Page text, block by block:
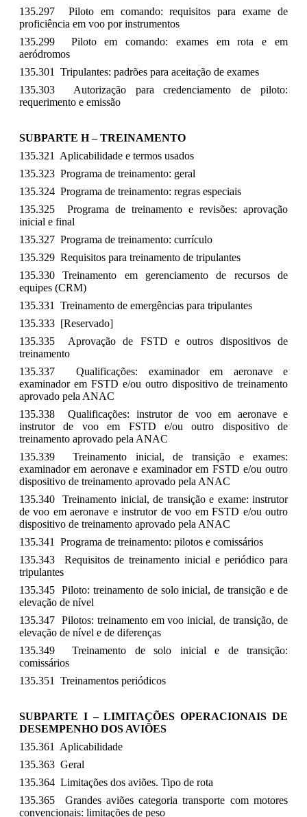
135.297 Piloto em comando: requisitos para exame de
proficiência em voo por instrumentos
135.299 Piloto em comando: exames em rota e em
aeródromos
135.301 Tripulantes: padrões para aceitação de exames
135.303 Autorização para credenciamento de piloto:
requerimento e emissão
SUBPARTE H – TREINAMENTO
135.321 Aplicabilidade e termos usados
135.323 Programa de treinamento: geral
135.324 Programa de treinamento: regras especiais
135.325 Programa de treinamento e revisões: aprovação
inicial e final
135.327 Programa de treinamento: currículo
135.329 Requisitos para treinamento de tripulantes
135.330 Treinamento em gerenciamento de recursos de
equipes (CRM)
135.331 Treinamento de emergências para tripulantes
135.333 [Reservado]
135.335 Aprovação de FSTD e outros dispositivos de
treinamento
135.337 Qualificações: examinador em aeronave e
examinador em FSTD e/ou outro dispositivo de treinamento
aprovado pela ANAC
135.338 Qualificações: instrutor de voo em aeronave e
instrutor de voo em FSTD e/ou outro dispositivo de
treinamento aprovado pela ANAC
135.339 Treinamento inicial, de transição e exames:
examinador em aeronave e examinador em FSTD e/ou outro
dispositivo de treinamento aprovado pela ANAC
135.340 Treinamento inicial, de transição e exame: instrutor
de voo em aeronave e instrutor de voo em FSTD e/ou outro
dispositivo de treinamento aprovado pela ANAC
135.341 Programa de treinamento: pilotos e comissários
135.343 Requisitos de treinamento inicial e periódico para
tripulantes
135.345 Piloto: treinamento de solo inicial, de transição e de
elevação de nível
135.347 Pilotos: treinamento em voo inicial, de transição, de
elevação de nível e de diferenças
135.349 Treinamento de solo inicial e de transição:
comissários
135.351 Treinamentos periódicos
SUBPARTE I – LIMITAÇÕES OPERACIONAIS DE
DESEMPENHO DOS AVIÕES
135.361 Aplicabilidade
135.363 Geral
135.364 Limitações dos aviões. Tipo de rota
135.365 Grandes aviões categoria transporte com motores
convencionais: limitações de peso